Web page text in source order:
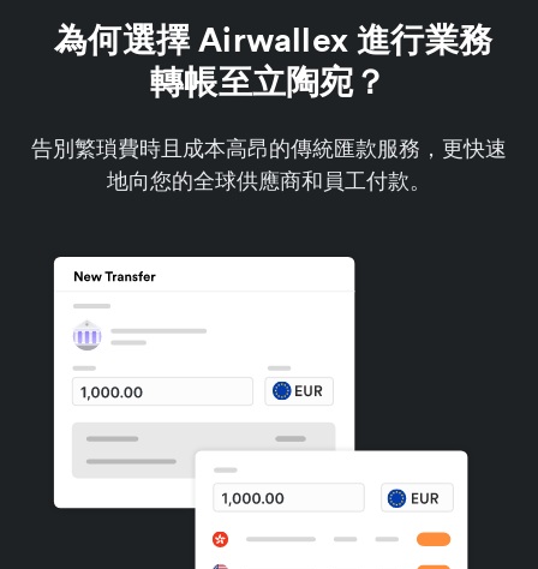
為何選擇 Airwallex 進行業務
轉帳至立陶宛？
告別繁瑣費時且成本高昂的傳統匯款服務，更快速
地向您的全球供應商和員工付款。